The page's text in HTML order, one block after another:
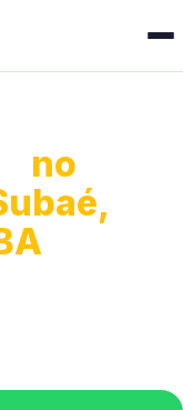
no